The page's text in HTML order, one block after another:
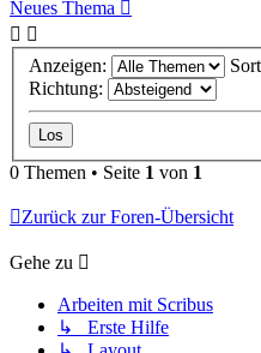
Neues Thema
Anzeigen:
Richtung:
0 Themen • Seite 1 von 1
Zurück zur Foren-Übersicht
Gehe zu
Arbeiten mit Scribus
↳ Erste Hilfe